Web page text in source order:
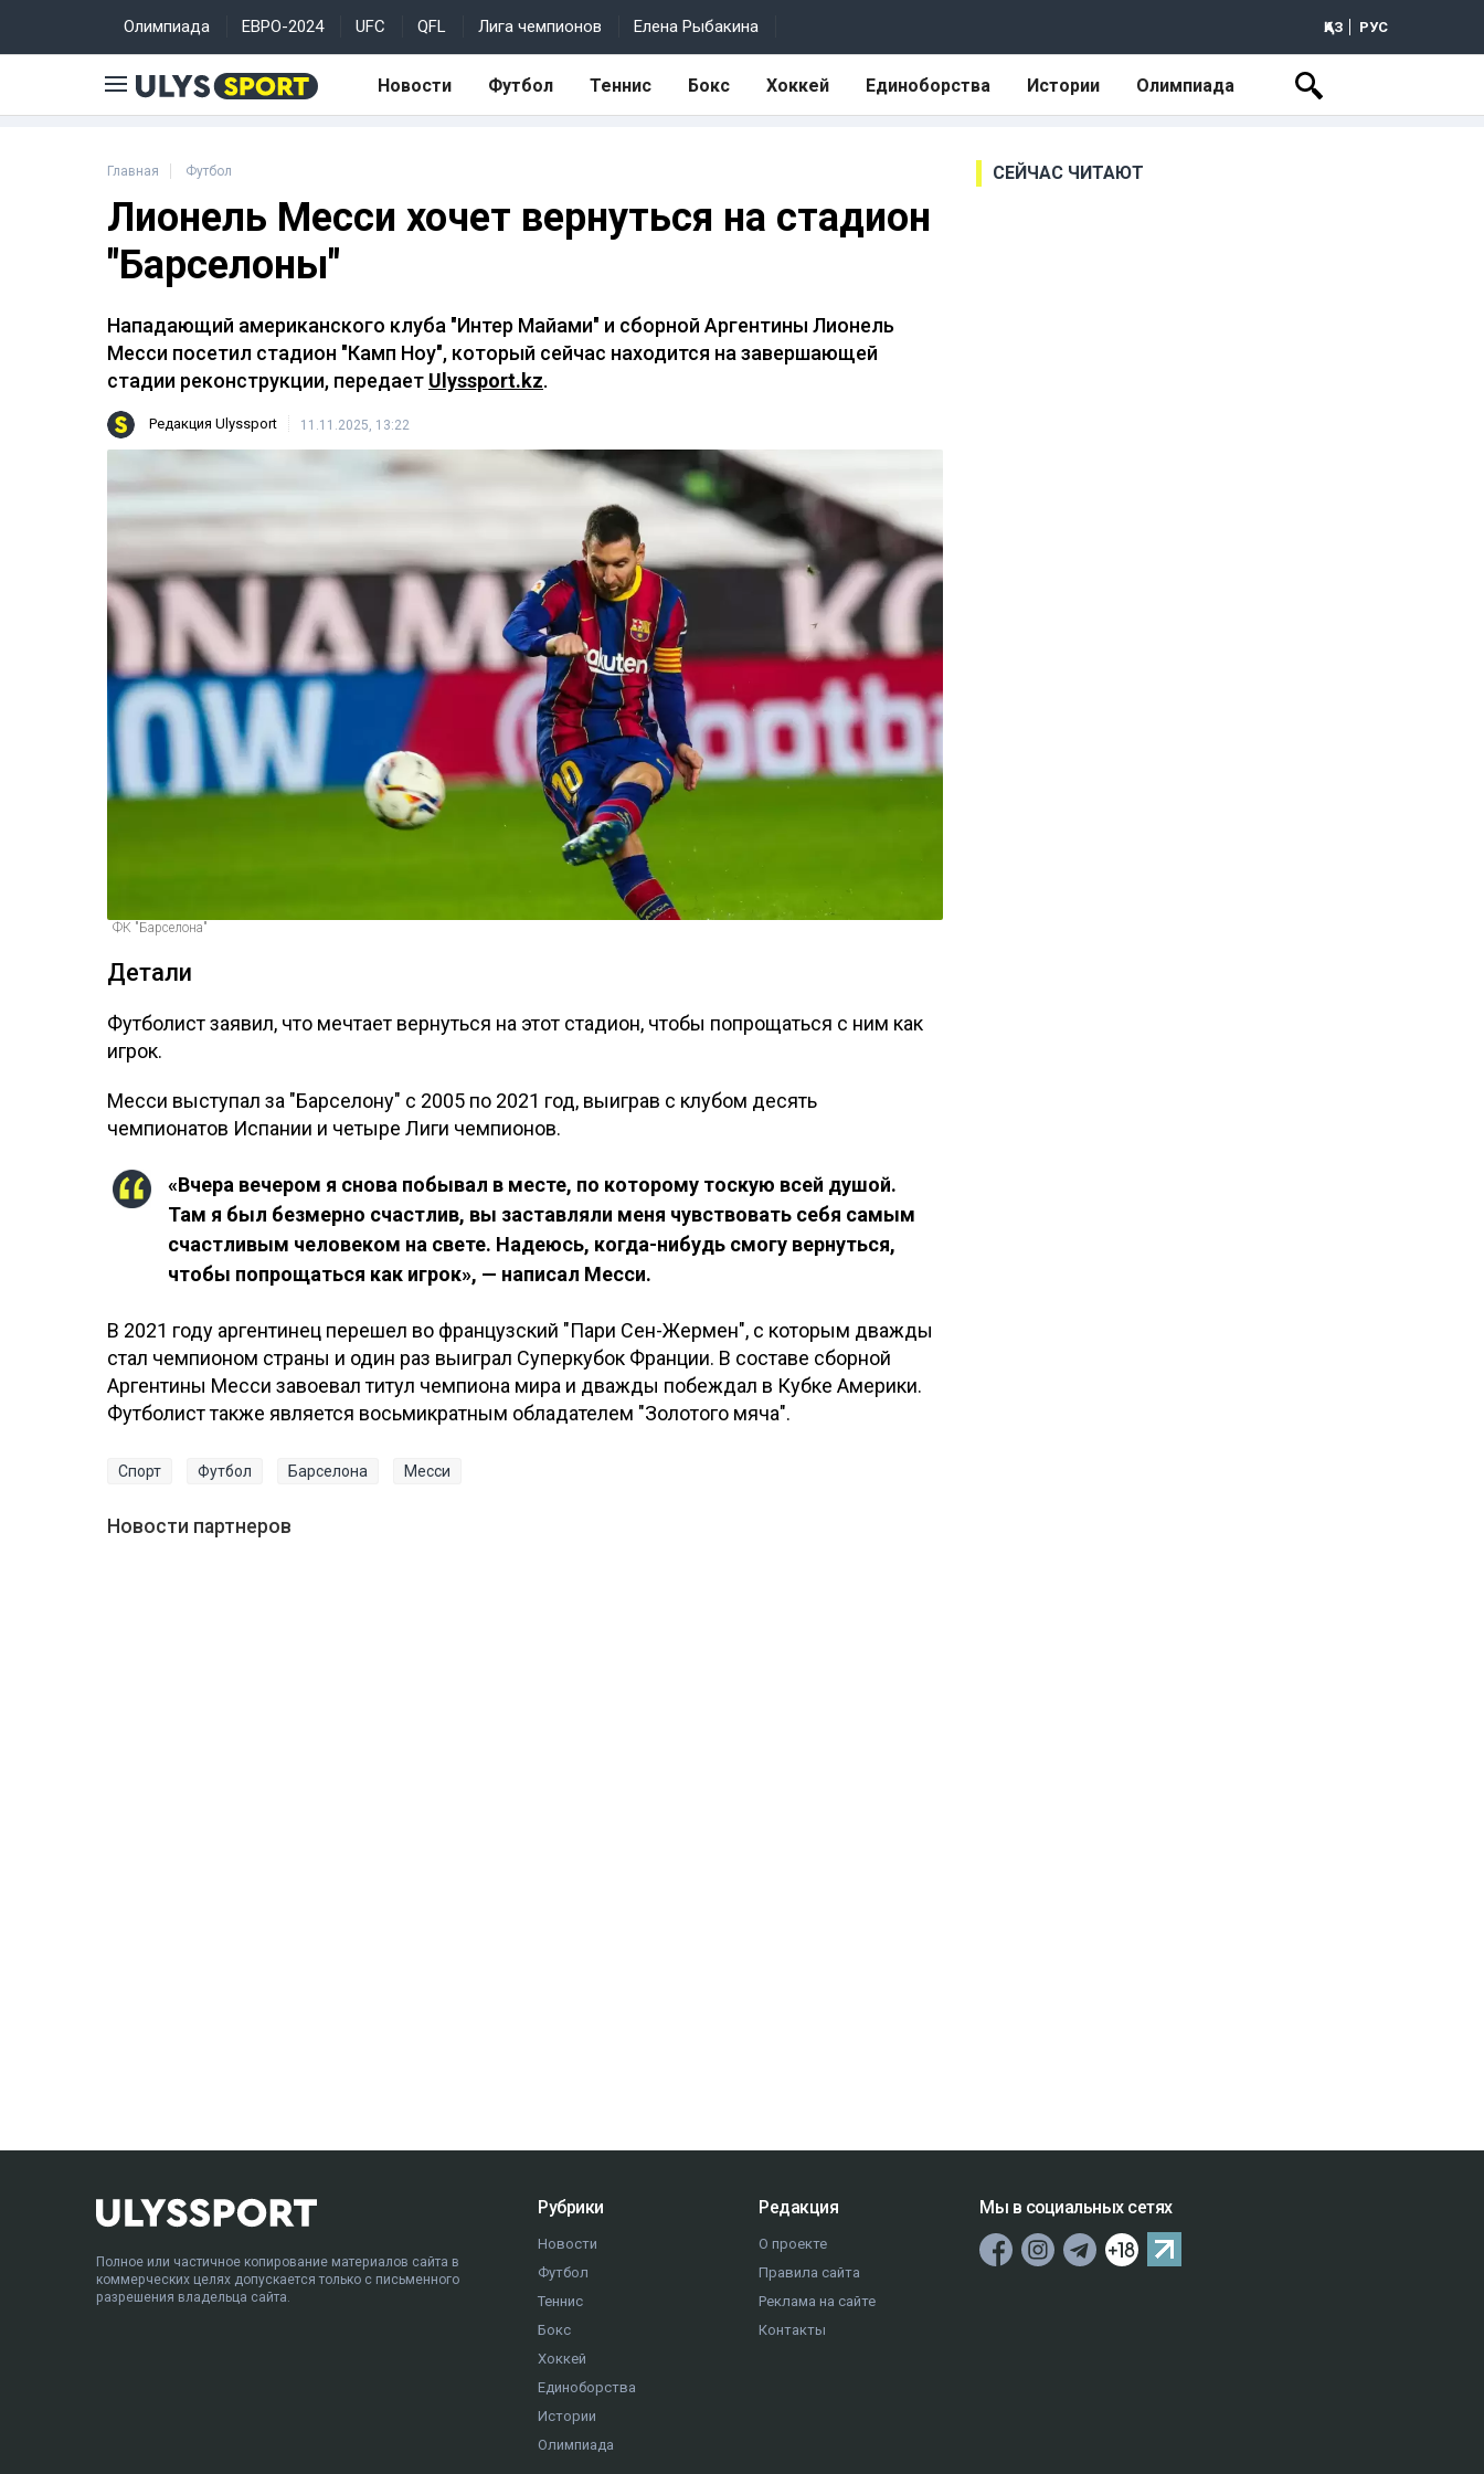
Олимпиада ЕВРО-2024 UFC QFL Лига чемпионов Елена Рыбакина ҚАЗ РУС
Новости Футбол Теннис Бокс Хоккей Единоборства Истории Олимпиада
Главная Футбол
Лионель Месси хочет вернуться на стадион
"Барселоны"
Нападающий американского клуба "Интер Майами" и сборной Аргентины Лионель
Месси посетил стадион "Камп Ноу", который сейчас находится на завершающей
стадии реконструкции, передает Ulyssport.kz.
Редакция Ulyssport 11.11.2025, 13:22
ФК "Барселона"
Детали
Футболист заявил, что мечтает вернуться на этот стадион, чтобы попрощаться с ним как
игрок.
Месси выступал за "Барселону" с 2005 по 2021 год, выиграв с клубом десять
чемпионатов Испании и четыре Лиги чемпионов.
«Вчера вечером я снова побывал в месте, по которому тоскую всей душой.
Там я был безмерно счастлив, вы заставляли меня чувствовать себя самым
счастливым человеком на свете. Надеюсь, когда-нибудь смогу вернуться,
чтобы попрощаться как игрок», — написал Месси.
В 2021 году аргентинец перешел во французский "Пари Сен-Жермен", с которым дважды
стал чемпионом страны и один раз выиграл Суперкубок Франции. В составе сборной
Аргентины Месси завоевал титул чемпиона мира и дважды побеждал в Кубке Америки.
Футболист также является восьмикратным обладателем "Золотого мяча".
Спорт Футбол Барселона Месси
Новости партнеров
СЕЙЧАС ЧИТАЮТ
Полное или частичное копирование материалов сайта в
коммерческих целях допускается только с письменного
разрешения владельца сайта.
Рубрики
Новости
Футбол
Теннис
Бокс
Хоккей
Единоборства
Истории
Олимпиада
Редакция
О проекте
Правила сайта
Реклама на сайте
Контакты
Мы в социальных сетях